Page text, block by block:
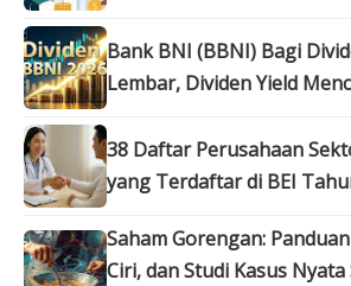
Bank BNI (BBNI) Bagi
Lembar, Dividen Yield
38 Daftar Perusahaan
yang Terdaftar di BEI
Saham Gorengan:
Ciri, dan Studi Kasus Nyata